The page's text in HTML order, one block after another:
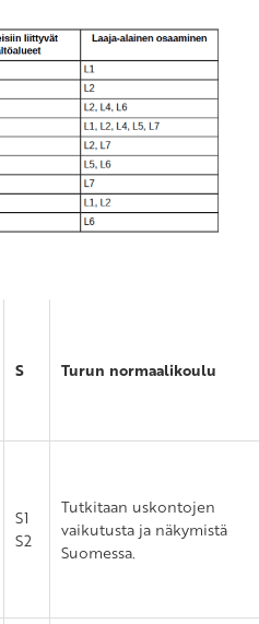
S Turun normaalikoulu
S1
S2
Tutkitaan uskontojen
vaikutusta ja näkymistä
Suomessa.